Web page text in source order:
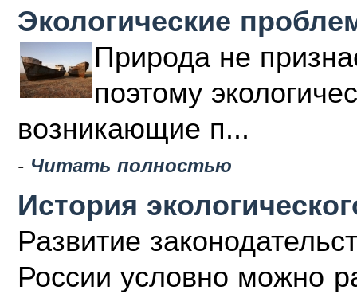
Экологические
Природа не
поэтому
возникающие п...
- Читать полностью
История
Развитие
России условно можно